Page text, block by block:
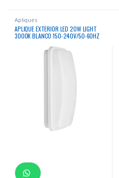
Apliques
APLIQUE EXTERIOR LED 20W LIGHT
3000K BLANCO 150-240V/50-60HZ